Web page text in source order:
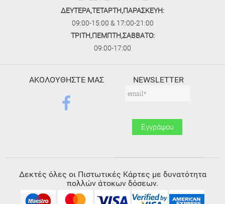
ΔΕΥΤΕΡΑ,ΤΕΤΑΡΤΗ,ΠΑΡΑΣΚΕΥΗ:
09:00-15:00 & 17:00-21:00
ΤΡΙΤΗ,ΠΕΜΠΤΗ,ΣΑΒΒΑΤΟ:
09:00-17:00
ΑΚΟΛΟΥΘΗΣΤΕ ΜΑΣ NEWSLETTER
Δεκτές όλες οι Πιστωτικές Κάρτες με δυνατότητα
πολλών άτοκων δόσεων.